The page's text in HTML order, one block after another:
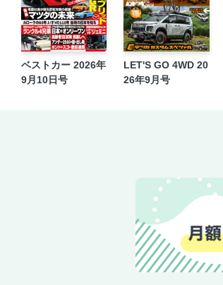
ベストカー 2026年
9月10日号
LET'S GO 4WD 20
26年9月号